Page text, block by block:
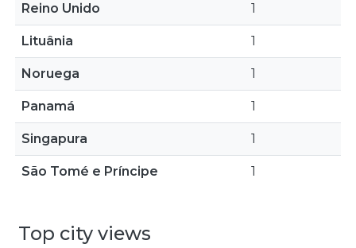
Reino Unido 1
Lituânia 1
Noruega 1
Panamá 1
Singapura 1
São Tomé e Príncipe 1
Top city views